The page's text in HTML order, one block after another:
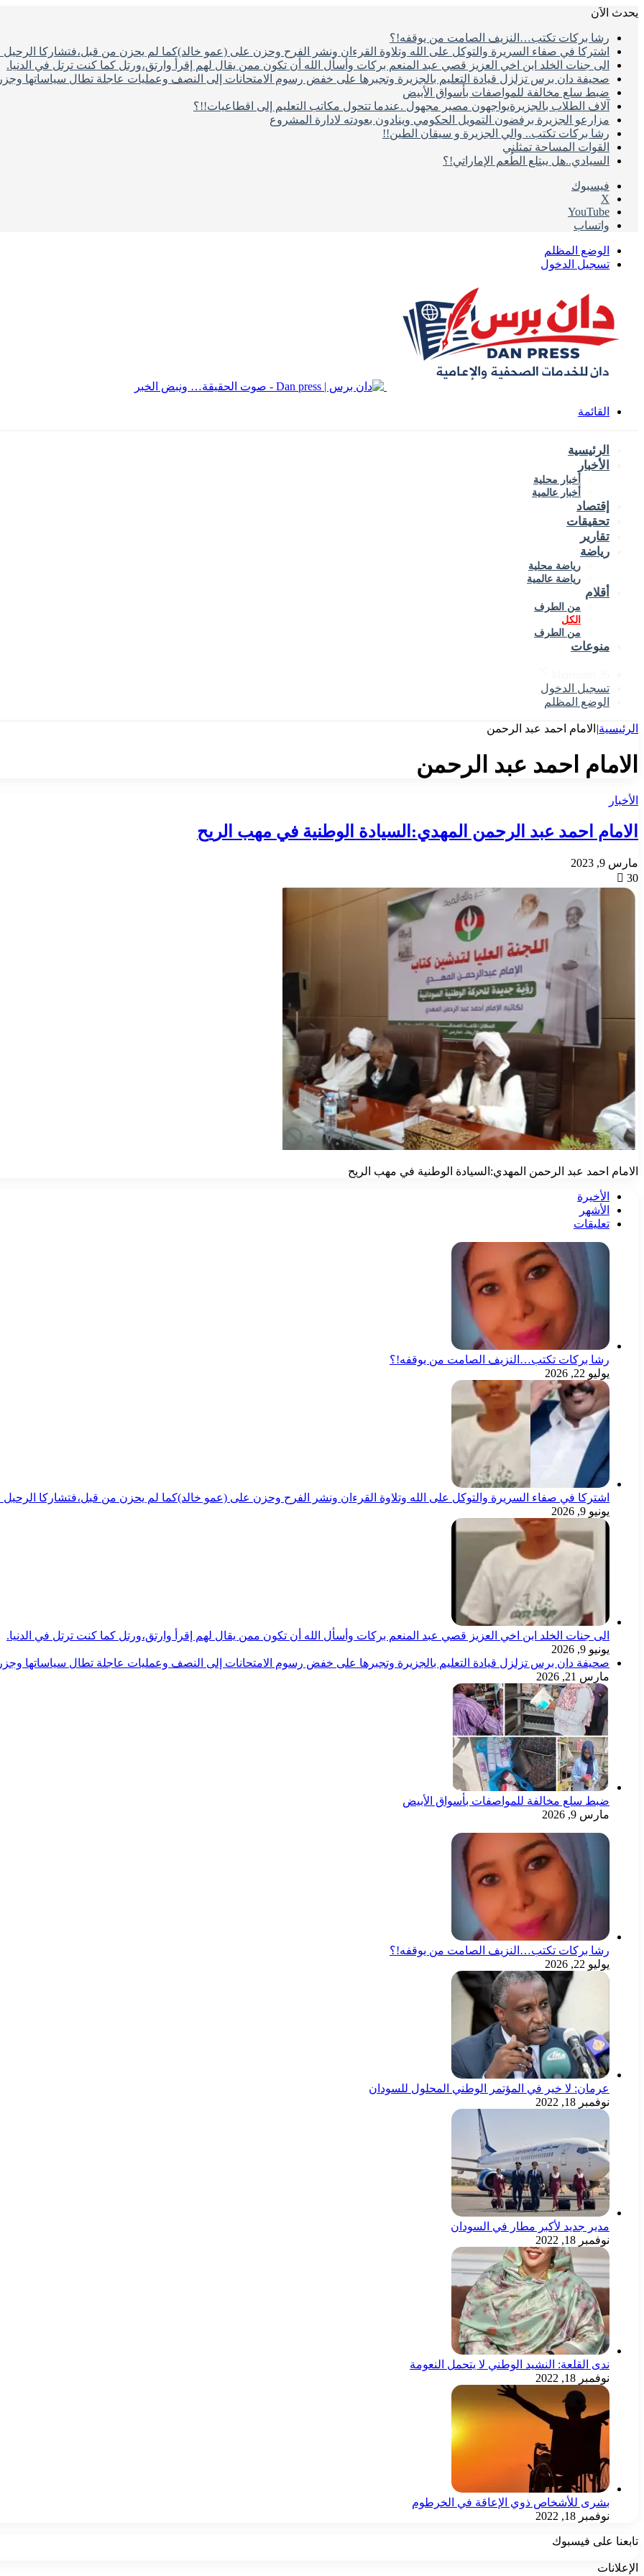
يحدث الاَن
رشا بركات تكتب…النزيف الصامت من يوقفه!؟
اشتركا في صفاء السريرة والتوكل على الله وتلاوة القرءان ونشر الفرح وحزن على (عمو خالد)كما لم يحزن من قبل،فتشاركا الرحيل
الى جنات الخلد ابن اخي العزيز قصي عبد المنعم بركات وأسأل الله أن تكون ممن يقال لهم إقرأ وارتق،ورتل كما كنت ترتل في الدنيا.
صحيفة دان برس تزلزل قيادة التعليم بالجزيرة وتجبرها على خفض رسوم الامتحانات إلى النصف وعمليات عاجلة تطال سياساتها
ضبط سلع مخالفة للمواصفات بأسواق الأبيض
آلاف الطلاب بالجزيرةيواجهون مصير مجهول .عندما تتحول مكاتب التعليم إلى اقطاعيات!!؟
مزارعو الجزيرة برفضون التمويل الحكومي وينادون بعودته لادارة المشروع
رشا بركات تكتب.. والي الجزيرة و سيقان الطين!!
القوات المساحة تمثلني
السيادي..هل يبتلع الطُعم الإماراتي!؟
فيسبوك
‫X
‫YouTube
واتساب
الوضع المظلم
تسجيل الدخول
القائمة
الرئيسية
الأخبار
أخبار محلية
أخبار عالمية
إقتصاد
تحقيقات
تقارير
رياضة
رياضة محلية
رياضة عالمية
أقلام
من الطرف
الكل
من الطرف
منوعات
تسجيل الدخول
الوضع المظلم
الرئيسية| الامام احمد عبد الرحمن
الامام احمد عبد الرحمن
الأخبار
الامام احمد عبد الرحمن المهدي:السيادة الوطنية في مهب الريح
مارس 9, 2023
30
الامام احمد عبد الرحمن المهدي:السيادة الوطنية في مهب الريح
الأخيرة
الأشهر
تعليقات
رشا بركات تكتب…النزيف الصامت من يوقفه!؟
يوليو 22, 2026
اشتركا في صفاء السريرة والتوكل على الله وتلاوة القرءان ونشر الفرح وحزن على (عمو خالد)كما لم يحزن من قبل،فتشاركا الرحيل
يونيو 9, 2026
الى جنات الخلد ابن اخي العزيز قصي عبد المنعم بركات وأسأل الله أن تكون ممن يقال لهم إقرأ وارتق،ورتل كما كنت ترتل في الدنيا.
يونيو 9, 2026
صحيفة دان برس تزلزل قيادة التعليم بالجزيرة وتجبرها على خفض رسوم الامتحانات إلى النصف وعمليات عاجلة تطال سياساتها
مارس 21, 2026
ضبط سلع مخالفة للمواصفات بأسواق الأبيض
مارس 9, 2026
رشا بركات تكتب…النزيف الصامت من يوقفه!؟
يوليو 22, 2026
عرمان: لا خير في المؤتمر الوطني المحلول للسودان
نوفمبر 18, 2022
مدير جديد لأكبر مطار في السودان
نوفمبر 18, 2022
ندى القلعة: النشيد الوطني لا يتحمل النعومة
نوفمبر 18, 2022
بشرى للأشخاص ذوي الإعاقة في الخرطوم
نوفمبر 18, 2022
تابعنا على فيسبوك
الإعلانات